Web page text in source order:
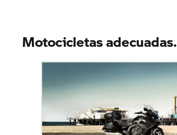
Motocicletas adecuadas.